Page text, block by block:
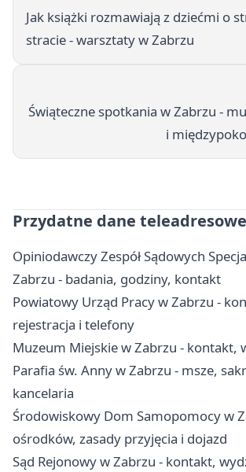
Jak książki rozmawiają z dziećmi o
stracie - warsztaty w Zabrzu
Świąteczne spotkania w Zabrzu -
i
Przydatne dane teleadresowe
Opiniodawczy Zespół Sądowych
Zabrzu - badania, godziny, kontakt
Powiatowy Urząd Pracy w Zabrzu -
rejestracja i telefony
Muzeum Miejskie w Zabrzu - kontakt,
Parafia św. Anny w Zabrzu - msze,
kancelaria
Środowiskowy Dom Samopomocy w
ośrodków, zasady przyjęcia i dojazd
Sąd Rejonowy w Zabrzu - kontakt,